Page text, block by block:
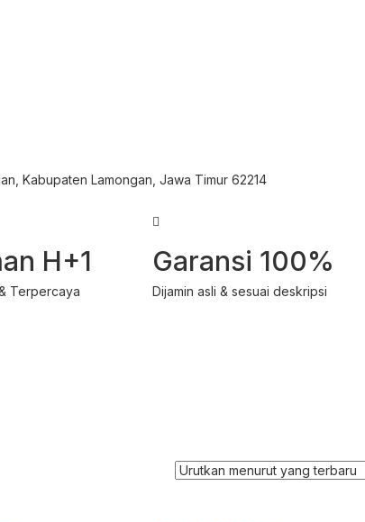
Kabupaten Lamongan, Jawa Timur 62214
H+1
Terpercaya
Garansi 100%
Dijamin asli & sesuai deskripsi